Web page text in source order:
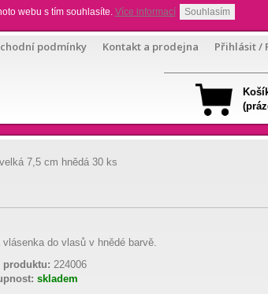
webu s tím souhlasíte. Více informací Souhlasím
podmínky Kontakt a prodejna Přihlásit /
7,5 cm hnědá 30 ks
vlásenka do vlasů v hnědé barvě.
produktu: 224006
skladem